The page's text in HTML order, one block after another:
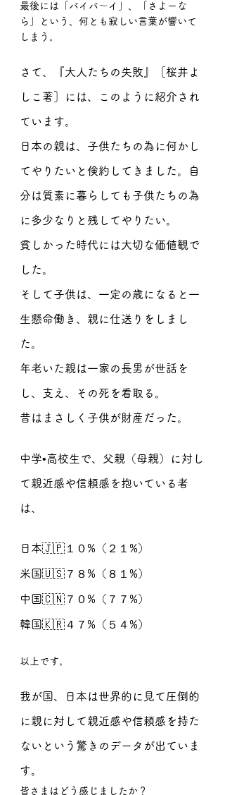
最後には「バイバ〜イ」、「さよーな
ら」という、何とも寂しい言葉が響いて
しまう。
さて、『大人たちの失敗』［桜井よ
しこ著］には、このように紹介され
ています。
日本の親は、子供たちの為に何かし
てやりたいと倹約してきました。自
分は質素に暮らしても子供たちの為
に多少なりと残してやりたい。
貧しかった時代には大切な価値観で
した。
そして子供は、一定の歳になると一
生懸命働き、親に仕送りをしまし
た。
年老いた親は一家の長男が世話を
し、支え、その死を看取る。
昔はまさしく子供が財産だった。
中学•高校生で、父親（母親）に対し
て親近感や信頼感を抱いている者
は、
日本🇯🇵１０%（２１%）
米国🇺🇸７８%（８１%）
中国🇨🇳７０%（７７%）
韓国🇰🇷４７%（５４%）
以上です。
我が国、日本は世界的に見て圧倒的
に親に対して親近感や信頼感を持た
ないという驚きのデータが出ていま
す。
皆さまはどう感じましたか？